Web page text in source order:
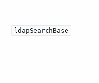
ldapSearchBase